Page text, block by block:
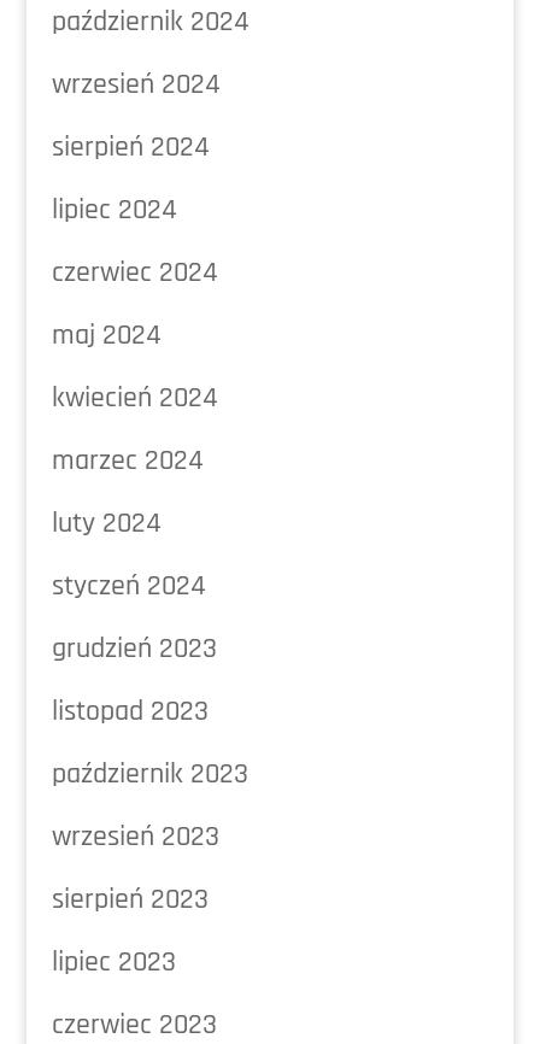
październik 2024
wrzesień 2024
sierpień 2024
lipiec 2024
czerwiec 2024
maj 2024
kwiecień 2024
marzec 2024
luty 2024
styczeń 2024
grudzień 2023
listopad 2023
październik 2023
wrzesień 2023
sierpień 2023
lipiec 2023
czerwiec 2023